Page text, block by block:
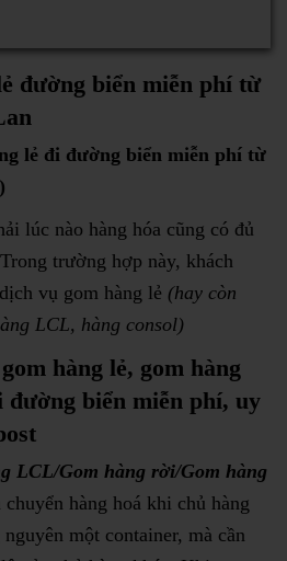
đường biển miễn phí từ
lẻ đi đường biển miễn phí từ
lúc nào hàng hóa cũng có đủ
trường hợp này, khách
vụ gom hàng lẻ (hay còn
LCL, hàng consol)
hàng lẻ, gom hàng
biển miễn phí, uy
LCL/Gom hàng rời/Gom hàng
hàng hoá khi chủ hàng
một container, mà cần